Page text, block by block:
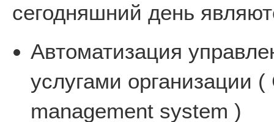
сегодняшний день
Автоматизация
услугами организации
management system )